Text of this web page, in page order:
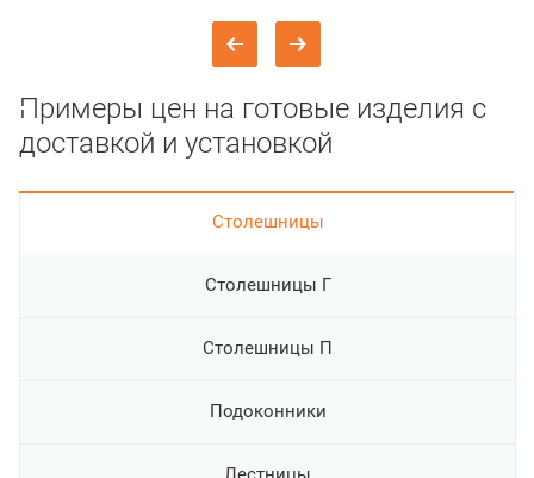
Примеры цен на готовые изделия с
доставкой и установкой
Cтолешницы
Столешницы Г
Столешницы П
Подоконники